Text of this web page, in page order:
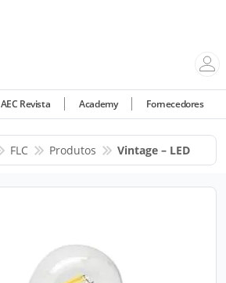
AEC Revista Academy Fornecedores
FLC Produtos Vintage – LED